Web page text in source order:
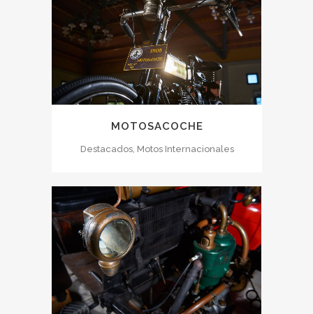
MOTOSACOCHE
Destacados, Motos Internacionales